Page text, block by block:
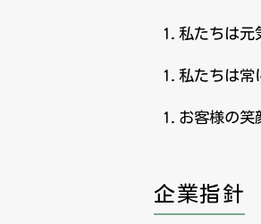
1.私たちは元
1.私たちは常
1.お客様の笑
企業指針